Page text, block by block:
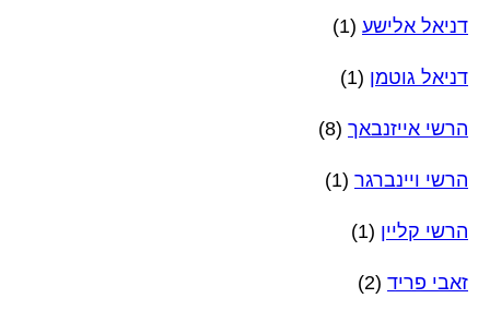
דניאל אלישע (1)
דניאל גוטמן (1)
הרשי אייזנבאך (8)
הרשי ויינברגר (1)
הרשי קליין (1)
זאבי פריד (2)